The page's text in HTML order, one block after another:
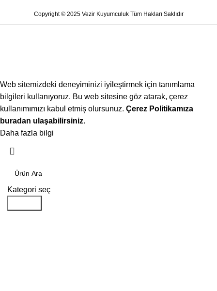
Copyright © 2025 Vezir Kuyumculuk Tüm Hakları Saklıdır
Web sitemizdeki deneyiminizi iyileştirmek için tanımlama
bilgileri kullanıyoruz. Bu web sitesine göz atarak, çerez
kullanımımızı kabul etmiş olursunuz. Çerez Politikamıza
buradan ulaşabilirsiniz.
Daha fazla bilgi
Kategori seç